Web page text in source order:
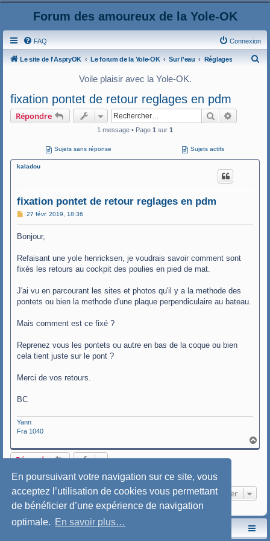
En poursuivant votre navigation sur ce site, vous
acceptez l’utilisation de cookies vous permettant
de bénéficier d’une expérience de navigation
optimale. En savoir plus…
Forum des amoureux de la Yole-OK
FAQ Connexion
Le site de l'AspryOK Le forum de la Yole-OK Sur l'eau Réglages
Voile plaisir avec la Yole-OK.
fixation pontet de retour reglages en pdm
Répondre Rechercher
1 message • Page 1 sur 1
Sujets sans réponse Sujets actifs
kaladou
fixation pontet de retour reglages en pdm
M
s
e
27 févr. 2019, 18:36
Bonjour,
Refaisant une yole henricksen, je voudrais savoir comment sont
fixés les retours au cockpit des poulies en pied de mat.
J'ai vu en parcourant les sites et photos qu'il y a la methode des
pontets ou bien la methode d'une plaque perpendiculaire au bateau.
Mais comment est ce fixé ?
Reprenez vous les pontets ou autre en bas de la coque ou bien
cela tient juste sur le pont ?
Merci de vos retours.
BC
Yann
Fra 1040
a
Répondre
1 message • Page1 sur 1
Aller
Le site de l'AspryOK Le forum de la Yole-OK